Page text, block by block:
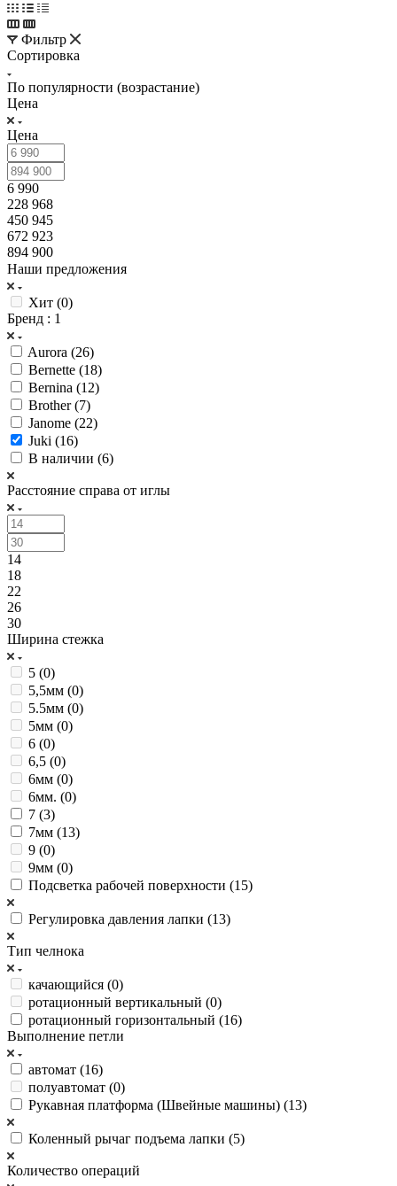
Фильтр
Сортировка
По популярности (возрастание)
Цена
Цена
6 990
228 968
450 945
672 923
894 900
Наши предложения
Хит (0)
Бренд : 1
Aurora (26)
Bernette (18)
Bernina (12)
Brother (7)
Janome (22)
Juki (16)
В наличии (6)
Расстояние справа от иглы
14
18
22
26
30
Ширина стежка
5 (0)
5,5мм (0)
5.5мм (0)
5мм (0)
6 (0)
6,5 (0)
6мм (0)
6мм. (0)
7 (3)
7мм (13)
9 (0)
9мм (0)
Подсветка рабочей поверхности (15)
Регулировка давления лапки (13)
Тип челнока
качающийся (0)
ротационный вертикальный (0)
ротационный горизонтальный (16)
Выполнение петли
автомат (16)
полуавтомат (0)
Рукавная платформа (Швейные машины) (13)
Коленный рычаг подъема лапки (5)
Количество операций